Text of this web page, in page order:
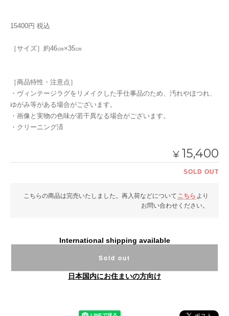
15400円 税込
［サイズ］約46㎝×35㎝
［商品特性・注意点］
・ヴィンテージラグをリメイクした手仕事品のため、汚れやほつれ、
ゆがみ等がある場合がございます。
・画像と実物の色味が若干異なる場合がございます。
・クリーニング済
¥ 15,400
SOLD OUT
こちらの商品は完売いたしました。再入荷などについて こちら より
お問い合わせください。
International shipping available
Sold out
日本国内にお住まいの方向け